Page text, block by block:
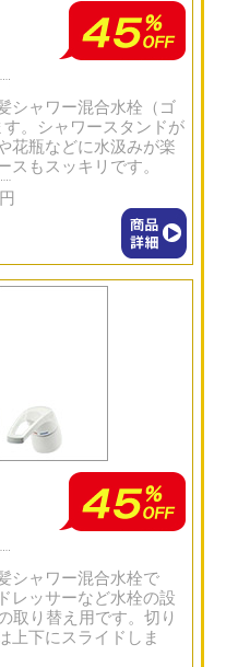
シャワー混合水栓（ゴ
。シャワースタンドが
花瓶などに水汲みが楽
スもスッキリです。
シャワー混合水栓で
レッサーなど水栓の設
取り替え用です。切り
上下にスライドしま